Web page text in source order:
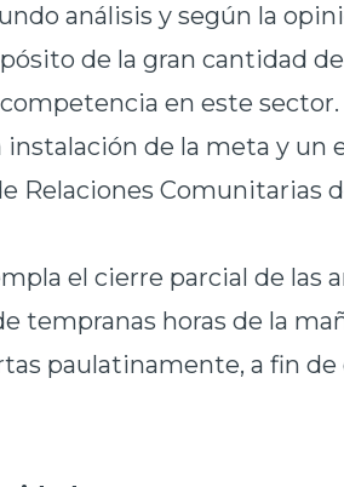
análisis y según la
de la gran cantidad
en este
instalación de la meta y un
Relaciones Comunitarias
el cierre parcial de las
tempranas horas de la
paulatinamente, a fin